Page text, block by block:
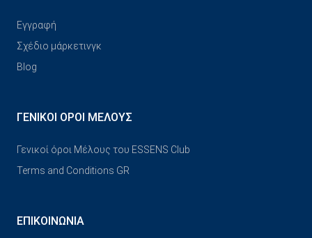
Εγγραφή
Σχέδιο μάρκετινγκ
Blog
ΓΕΝΙΚΟΊ ΌΡΟΙ ΜΈΛΟΥΣ
Γενικοί όροι Μέλους του ESSENS Club
Terms and Conditions GR
ΕΠΙΚΟΙΝΩΝΊΑ